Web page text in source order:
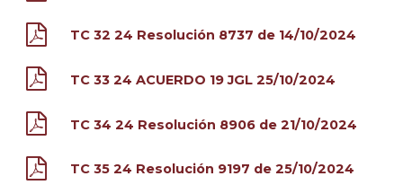
TC 32 24 Resolución 8737 de 14/10/2024
TC 33 24 ACUERDO 19 JGL 25/10/2024
TC 34 24 Resolución 8906 de 21/10/2024
TC 35 24 Resolución 9197 de 25/10/2024